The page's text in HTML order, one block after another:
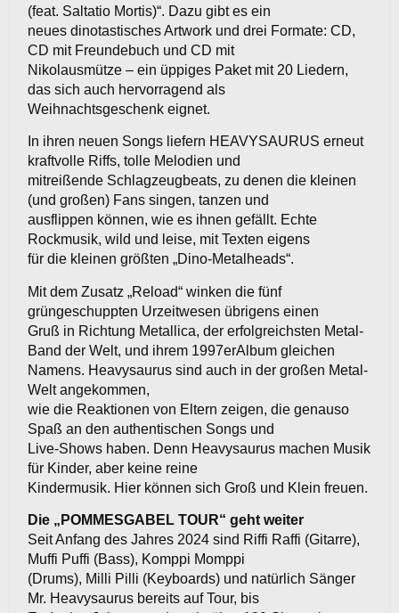
(feat. Saltatio Mortis)“. Dazu gibt es ein
neues dinotastisches Artwork und drei Formate: CD,
CD mit Freundebuch und CD mit
Nikolausmütze – ein üppiges Paket mit 20 Liedern,
das sich auch hervorragend als
Weihnachtsgeschenk eignet.
In ihren neuen Songs liefern HEAVYSAURUS erneut
kraftvolle Riffs, tolle Melodien und
mitreißende Schlagzeugbeats, zu denen die kleinen
(und großen) Fans singen, tanzen und
ausflippen können, wie es ihnen gefällt. Echte
Rockmusik, wild und leise, mit Texten eigens
für die kleinen größten „Dino-Metalheads“.
Mit dem Zusatz „Reload“ winken die fünf
grüngeschuppten Urzeitwesen übrigens einen
Gruß in Richtung Metallica, der erfolgreichsten Metal-
Band der Welt, und ihrem 1997erAlbum gleichen
Namens. Heavysaurus sind auch in der großen Metal-
Welt angekommen,
wie die Reaktionen von Eltern zeigen, die genauso
Spaß an den authentischen Songs und
Live-Shows haben. Denn Heavysaurus machen Musik
für Kinder, aber keine reine
Kindermusik. Hier können sich Groß und Klein freuen.
Die „POMMESGABEL TOUR“ geht weiter
Seit Anfang des Jahres 2024 sind Riffi Raffi (Gitarre),
Muffi Puffi (Bass), Komppi Momppi
(Drums), Milli Pilli (Keyboards) und natürlich Sänger
Mr. Heavysaurus bereits auf Tour, bis